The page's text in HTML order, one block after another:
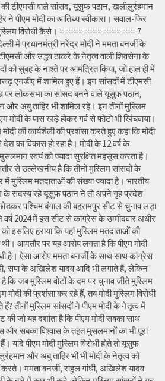
की टीएमसी वाले सांसद, यूसुफ पठान, खलीलुर्रहमान
ने पीएम मोदी का आतिथ्य स्वीकारा। सवाल-फिर
विरोधी कैसे। ================ 7
में प्रधानमंत्री नरेंद्र मोदी ने ममता बनर्जी के
और उद्धव ठाकरे के नेतृत्व वाली शिवसेना के
को सुबह के नाश्ते पर आमंत्रित किया, जो हाल ही में
एनडीए में शामिल हुए हैं। इन सांसदों में टीएमसी
पर लोकसभा का सांसद बनने वाले यूसुफ पठान,
और अबु ताहिर भी शामिल रहे। इन तीनों मुस्लिम
मोदी के पास खड़े होकर गर्व से फोटो भी खिंचवाया।
मोदी की कार्यशैली की प्रशंसा करते हुए कहा कि मोदी
देश का विकास हो रहा है। मोदी के 12 वर्ष के
स्वयं को ज्यादा सुरक्षित महसूस करता है।
से उल्लेखनीय है कि तीनों मुस्लिम सांसदों के
में मुस्लिम मतदाताओं की संख्या ज्यादा है। भारतीय
के सदस्य रहे यूसुफ पठान ने तो अपने गृह प्रदेश
पश्चिम बंगाल की बहरामपुर सीट से चुनाव लड़ा
वर्ष 2024 में इस सीट से कांग्रेस के उम्मीदवार अधीर
इसलिए हराया कि यहां मुस्लिम मतदाताओं की
थी। आमतौर पर यह आरोप लगता है कि पीएम मोदी
है। ऐसा आरोप ममता बनर्जी के साथ साथ कांग्रेस
सपा के अखिलेश यादव आदि भी लगाते हैं, लेकिन
कि जब मुस्लिम वोटों के दम पर चुनाव जीते मुस्लिम
मोदी की प्रशंसा कर रहे हैं, तब मोदी मुस्लिम विरोधी
तीनों मुस्लिम सांसदों ने पीएम मोदी के नेतृत्व में
जो यह दर्शाता है कि पीएम मोदी सबका साथ
और सबका विश्वास के तहत मुसलमानों का भी पूरा
यदि पीएम मोदी मुस्लिम विरोधी होते तो यूसुफ
और अबु ताहिर भी भी मोदी के नेतृत्व को
करते। ममता बनर्जी, राहुल गांधी, अखिलेश यादव